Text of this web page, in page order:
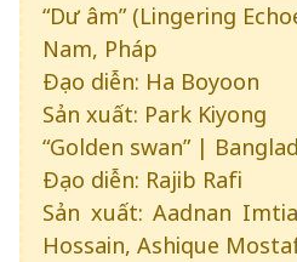
“Dư âm” (Lingering
Nam, Pháp
Đạo diễn: Ha Boyoon
Sản xuất: Park Kiyong
“Golden swan” |
Đạo diễn: Rajib Rafi
Sản xuất: Aadnan
Hossain, Ashique